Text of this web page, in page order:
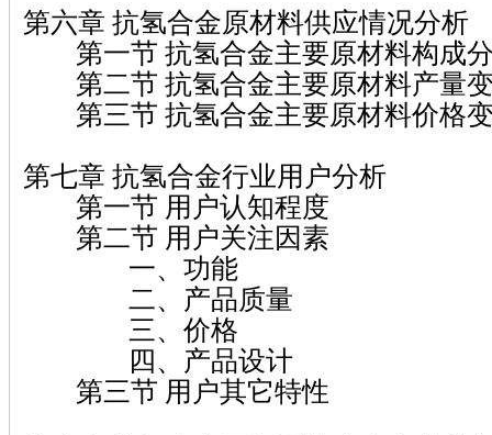
第六章 抗氢合金原材料供应情况分析
第一节 抗氢合金主要原材料构成
第二节 抗氢合金主要原材料产量
第三节 抗氢合金主要原材料价格
第七章 抗氢合金行业用户分析
第一节 用户认知程度
第二节 用户关注因素
一、功能
二、产品质量
三、价格
四、产品设计
第三节 用户其它特性